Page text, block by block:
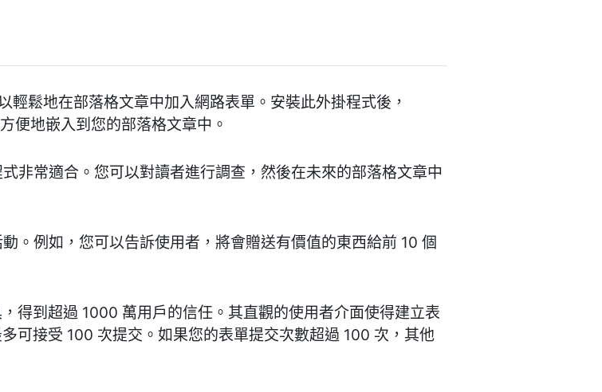
鬆地在部落格文章中加入網路表單。安裝此外掛程式後，
便地嵌入到您的部落格文章中。
非常適合。您可以對讀者進行調查，然後在未來的部落格文章中
。例如，您可以告訴使用者，將會贈送有價值的東西給前 10 個
得到超過 1000 萬用戶的信任。其直觀的使用者介面使得建立表
可接受 100 次提交。如果您的表單提交次數超過 100 次，其他